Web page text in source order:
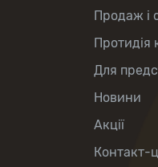
Продаж і
Протидія
Для
Новини
Акції
Контакт-